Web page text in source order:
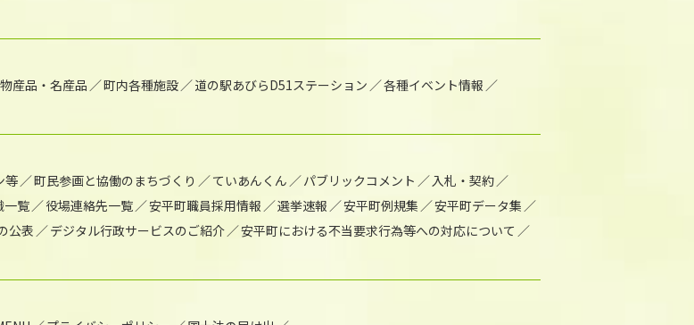
物産品・名産品 町内各種施設 道の駅あびらD51ステーション
各種イベント情報
等 町民参画と協働のまちづくり ていあんくん パブリックコメント
入札・契約
一覧 役場連絡先一覧 安平町職員採用情報 選挙速報 安平町例規集
安平町データ集
公表 デジタル行政サービスのご紹介
安平町における不当要求行為等への対応について